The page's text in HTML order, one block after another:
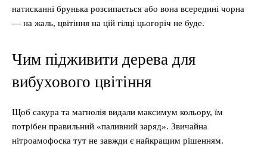
натисканні брунька розсипається або вона всередині чорна
— на жаль, цвітіння на цій гілці цьогоріч не буде.
Чим підживити дерева для
вибухового цвітіння
Щоб сакура та магнолія видали максимум кольору, їм
потрібен правильний «паливний заряд». Звичайна
нітроамофоска тут не завжди є найкращим рішенням.